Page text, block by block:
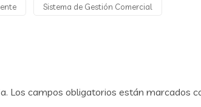
Sistema de Gestión Comercial
Los campos obligatorios están marcados